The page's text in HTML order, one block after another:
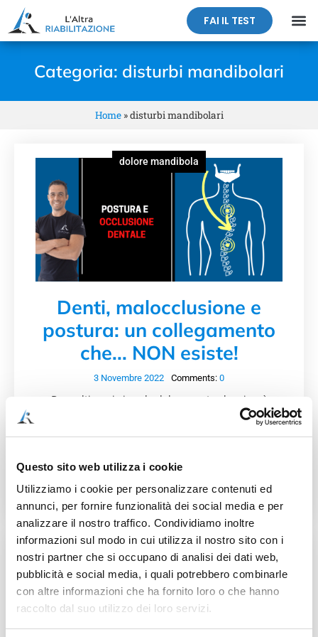
Questo sito web utilizza i cookie
Utilizziamo i cookie per personalizzare contenuti ed
annunci, per fornire funzionalità dei social media e per
analizzare il nostro traffico. Condividiamo inoltre
informazioni sul modo in cui utilizza il nostro sito con i
nostri partner che si occupano di analisi dei dati web,
pubblicità e social media, i quali potrebbero combinarle
con altre informazioni che ha fornito loro o che hanno
raccolto dal suo utilizzo dei loro servizi.
FAI IL TEST
Categoria: disturbi mandibolari
Home»disturbi mandibolari
dolore mandibola
Denti, malocclusione e
postura: un collegamento
che... NON esiste!
3 Novembre 2022 Comments: 0
Da molti anni si parla del rapporto che ci può
essere tra l’occlusione dentale (ovvero il “come
chiudiamo la bocca”) e l’insorgenza di problemi